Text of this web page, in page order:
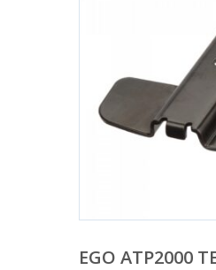
EGO ATP2000